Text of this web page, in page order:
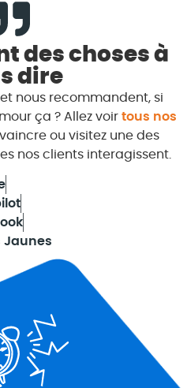
des choses à
dire
nous recommandent, si
ça ? Allez voir tous nos
ou visitez une des
nos clients interagissent.
Jaunes